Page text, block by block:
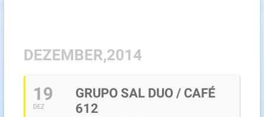
DEZEMBER,2014
19
DEZ
GRUPO SAL DUO / CAFÉ
612